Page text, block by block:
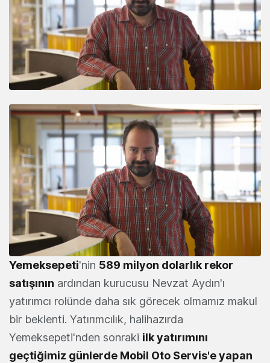
Yemeksepeti'nin 589 milyon dolarlık rekor
satışının ardından kurucusu Nevzat Aydın'ı
yatırımcı rolünde daha sık görecek olmamız makul
bir beklenti. Yatırımcılık, halihazırda
Yemeksepeti'nden sonraki ilk yatırımını
geçtiğimiz günlerde Mobil Oto Servis'e yapan